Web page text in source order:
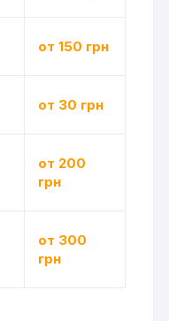
от 150 грн
от 30 грн
от 200
грн
от 300
грн